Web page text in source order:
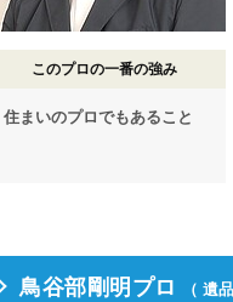
このプロの一番の強み
住まいのプロでもあること
鳥谷部剛明プロ
（ 遺